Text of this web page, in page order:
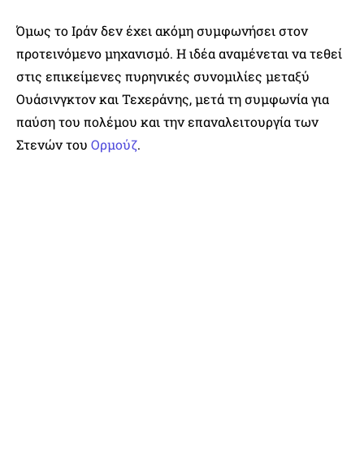
Όμως το Ιράν δεν έχει ακόμη συμφωνήσει στον
προτεινόμενο μηχανισμό. Η ιδέα αναμένεται να τεθεί
στις επικείμενες πυρηνικές συνομιλίες μεταξύ
Ουάσινγκτον και Τεχεράνης, μετά τη συμφωνία για
παύση του πολέμου και την επαναλειτουργία των
Στενών του Ορμούζ.